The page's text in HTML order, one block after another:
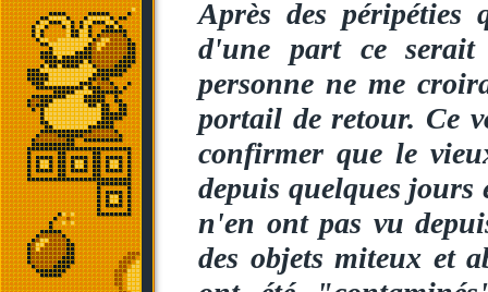
Après des
d'une part ce
personne ne me
portail de retour. Ce
confirmer que le
depuis quelques
n'en ont pas vu
des objets miteux et